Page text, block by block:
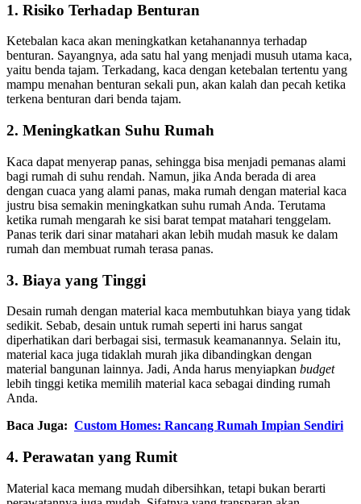
1. Risiko Terhadap Benturan
Ketebalan kaca akan meningkatkan ketahanannya terhadap
benturan. Sayangnya, ada satu hal yang menjadi musuh utama kaca,
yaitu benda tajam. Terkadang, kaca dengan ketebalan tertentu yang
mampu menahan benturan sekali pun, akan kalah dan pecah ketika
terkena benturan dari benda tajam.
2. Meningkatkan Suhu Rumah
Kaca dapat menyerap panas, sehingga bisa menjadi pemanas alami
bagi rumah di suhu rendah. Namun, jika Anda berada di area
dengan cuaca yang alami panas, maka rumah dengan material kaca
justru bisa semakin meningkatkan suhu rumah Anda. Terutama
ketika rumah mengarah ke sisi barat tempat matahari tenggelam.
Panas terik dari sinar matahari akan lebih mudah masuk ke dalam
rumah dan membuat rumah terasa panas.
3. Biaya yang Tinggi
Desain rumah dengan material kaca membutuhkan biaya yang tidak
sedikit. Sebab, desain untuk rumah seperti ini harus sangat
diperhatikan dari berbagai sisi, termasuk keamanannya. Selain itu,
material kaca juga tidaklah murah jika dibandingkan dengan
material bangunan lainnya. Jadi, Anda harus menyiapkan budget
lebih tinggi ketika memilih material kaca sebagai dinding rumah
Anda.
Baca Juga: Custom Homes: Rancang Rumah Impian Sendiri
4. Perawatan yang Rumit
Material kaca memang mudah dibersihkan, tetapi bukan berarti